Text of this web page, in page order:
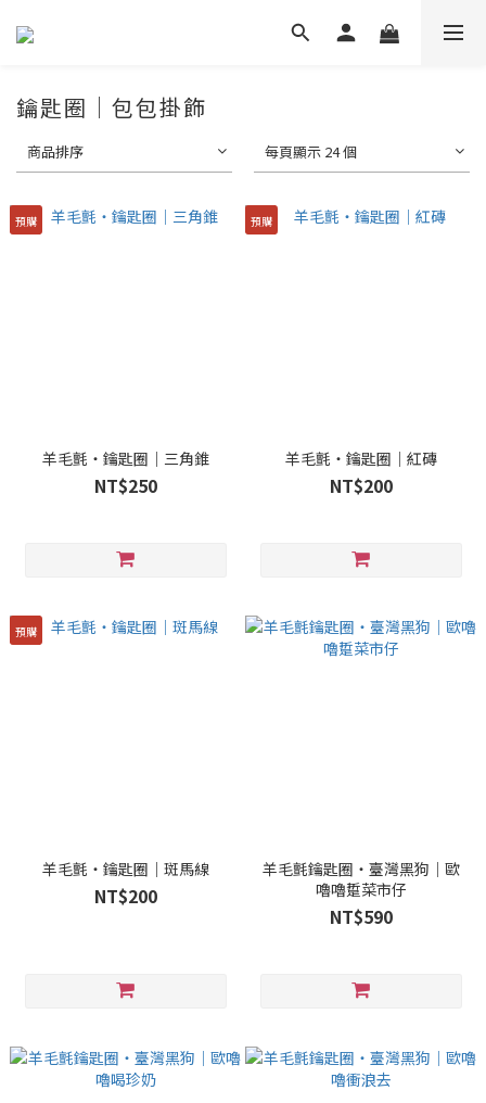
鑰匙圈｜包包掛飾
商品排序 每頁顯示 24 個
預購
羊毛氈・鑰匙圈｜三角錐
NT$250
預購
羊毛氈・鑰匙圈｜紅磚
NT$200
預購
羊毛氈・鑰匙圈｜斑馬線
NT$200
羊毛氈鑰匙圈・臺灣黑狗｜歐
嚕嚕踅菜市仔
NT$590